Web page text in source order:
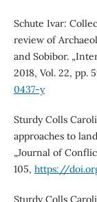
Schute Ivar:
review of
and Sobibor.
2018, Vol. 22, pp.
0437-y
Sturdy Colls
approaches to
„Journal of
105, https://
Sturdy Colls